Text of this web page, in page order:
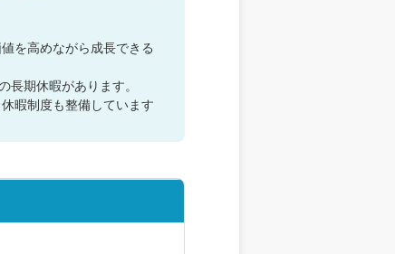
を高めながら成長できる
期休暇があります。
暇制度も整備しています